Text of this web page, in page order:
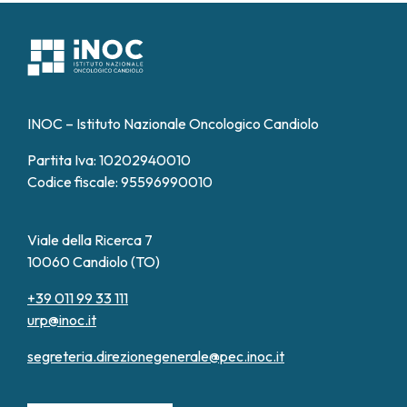
valore distintivo che si traduce in
concrete per il paziente
L’organizzazione dei controlli, delle visite e delle
serenità, valorizzando sempre la dimensione
umana della cura.
INOC – Istituto Nazionale Oncologico Candiolo
Partita Iva: 10202940010
Codice fiscale: 95596990010
Viale della Ricerca 7
10060 Candiolo (TO)
+39 011 99 33 111
urp@inoc.it
segreteria.direzionegenerale@pec.inoc.it